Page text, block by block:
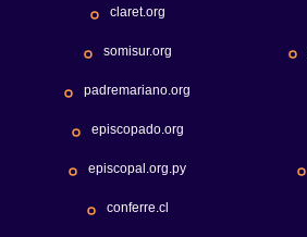
claret.org
somisur.org
padremariano.org
episcopado.org
episcopal.org.py
conferre.cl